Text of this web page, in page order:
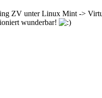
ZV unter Linux Mint ->
wunderbar!